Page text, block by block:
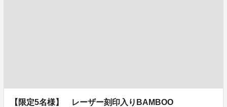
【限定5名様】 レーザー刻印入りBAMBOO